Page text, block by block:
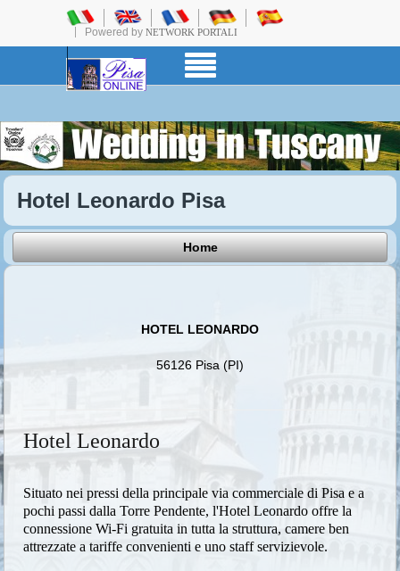
Powered by NETWORK PORTALI
Hotel Leonardo Pisa
Home
HOTEL LEONARDO
56126 Pisa (PI)
Hotel Leonardo
Situato nei pressi della principale via commerciale di Pisa e a
pochi passi dalla Torre Pendente, l'Hotel Leonardo offre la
connessione Wi-Fi gratuita in tutta la struttura, camere ben
attrezzate a tariffe convenienti e uno staff servizievole.